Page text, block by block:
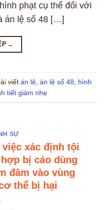
phạt cụ thể đối với
án lệ số 48 […]
→
viết án lệ án lệ số 48
hình
tiết giảm nhẹ
SỰ
việc xác định tội
bị cáo dùng
đâm vào vùng
thể bị hại